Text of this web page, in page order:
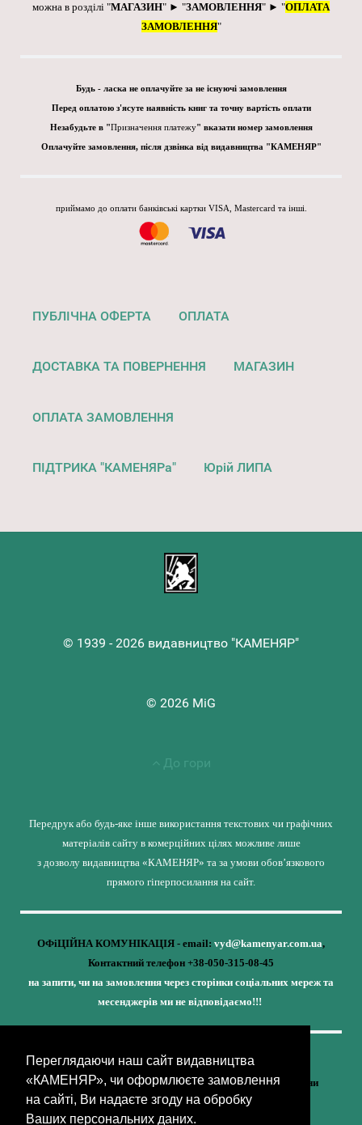
Переглядаючи наш сайт видавництва
«КАМЕНЯР», чи оформлюєте замовлення
на сайті, Ви надаєте згоду на обробку
Ваших персональних даних.
можна в розділі "МАГАЗИН" ► "ЗАМОВЛЕННЯ" ► "ОПЛАТА
ЗАМОВЛЕННЯ"
Будь - ласка не оплачуйте за не існуючі замовлення
Перед оплатою з'ясуте наявність книг та точну вартість оплати
Незабудьте в "Призначення платежу" вказати номер замовлення
Оплачуйте замовлення, після дзвінка від видавництва "КАМЕНЯР"
приймамо до оплати банківські картки VISA, Mastercard та інші.
ПУБЛІЧНА ОФЕРТА ОПЛАТА
ДОСТАВКА ТА ПОВЕРНЕННЯ МАГАЗИН
ОПЛАТА ЗАМОВЛЕННЯ
ПІДТРИКА "КАМЕНЯРа" Юрій ЛИПА
© 1939 - 2026 видавництво "КАМЕНЯР"
© 2026 MiG
До гори
Передрук або будь-яке інше використання текстових чи графічних
матеріалів сайту в комерційних цілях можливе лише
з дозволу видавництва «КАМЕНЯР» та за умови обов’язкового
прямого гіперпосилання на сайт.
ОФіЦІЙНА КОМУНІКАЦІЯ - email: vyd@kamenyar.com.ua,
Контактний телефон +38-050-315-08-45
на запити, чи на замовлення через сторінки соціальних мереж та
месенджерів ми не відповідаємо!!!
Кожне наше видання - це внесок у спротив,
у збереження ідентичності та неминучу перемогу України
(видавництво «КАМЕНЯР»)